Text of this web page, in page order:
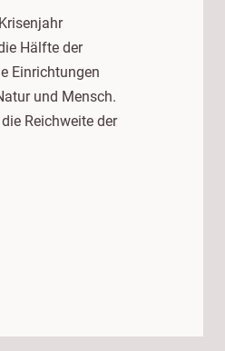
Hälfte der
Einrichtungen
und Mensch.
Reichweite der